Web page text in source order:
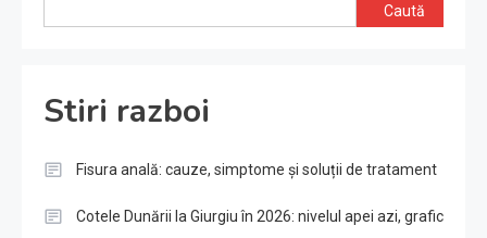
Caută
Stiri razboi
Fisura anală: cauze, simptome și soluții de tratament
Cotele Dunării la Giurgiu în 2026: nivelul apei azi, grafic